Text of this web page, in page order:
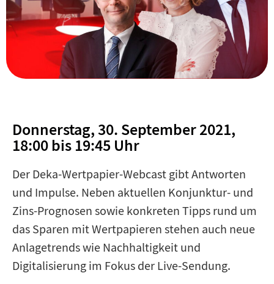
Donnerstag, 30. September 2021,
18:00 bis 19:45 Uhr
Der Deka-Wertpapier-Webcast gibt Antworten
und Impulse. Neben aktuellen Konjunktur- und
Zins-Prognosen sowie konkreten Tipps rund um
das Sparen mit Wertpapieren stehen auch neue
Anlagetrends wie Nachhaltigkeit und
Digitalisierung im Fokus der Live-Sendung.